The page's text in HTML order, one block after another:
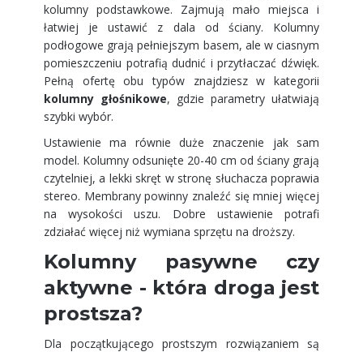
kolumny podstawkowe. Zajmują mało miejsca i
łatwiej je ustawić z dala od ściany. Kolumny
podłogowe grają pełniejszym basem, ale w ciasnym
pomieszczeniu potrafią dudnić i przytłaczać dźwięk.
Pełną ofertę obu typów znajdziesz w kategorii
kolumny głośnikowe, gdzie parametry ułatwiają
szybki wybór.
Ustawienie ma równie duże znaczenie jak sam
model. Kolumny odsunięte 20-40 cm od ściany grają
czytelniej, a lekki skręt w stronę słuchacza poprawia
stereo. Membrany powinny znaleźć się mniej więcej
na wysokości uszu. Dobre ustawienie potrafi
zdziałać więcej niż wymiana sprzętu na droższy.
Kolumny pasywne czy
aktywne - która droga jest
prostsza?
Dla początkującego prostszym rozwiązaniem są